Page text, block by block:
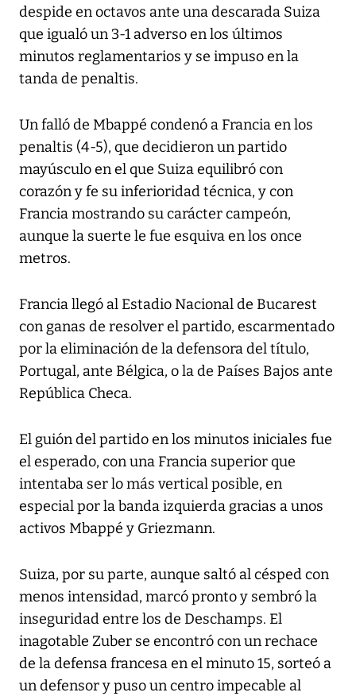
despide en octavos ante una descarada Suiza
que igualó un 3-1 adverso en los últimos
minutos reglamentarios y se impuso en la
tanda de penaltis.
Un falló de Mbappé condenó a Francia en los
penaltis (4-5), que decidieron un partido
mayúsculo en el que Suiza equilibró con
corazón y fe su inferioridad técnica, y con
Francia mostrando su carácter campeón,
aunque la suerte le fue esquiva en los once
metros.
Francia llegó al Estadio Nacional de Bucarest
con ganas de resolver el partido, escarmentado
por la eliminación de la defensora del título,
Portugal, ante Bélgica, o la de Países Bajos ante
República Checa.
El guión del partido en los minutos iniciales fue
el esperado, con una Francia superior que
intentaba ser lo más vertical posible, en
especial por la banda izquierda gracias a unos
activos Mbappé y Griezmann.
Suiza, por su parte, aunque saltó al césped con
menos intensidad, marcó pronto y sembró la
inseguridad entre los de Deschamps. El
inagotable Zuber se encontró con un rechace
de la defensa francesa en el minuto 15, sorteó a
un defensor y puso un centro impecable al